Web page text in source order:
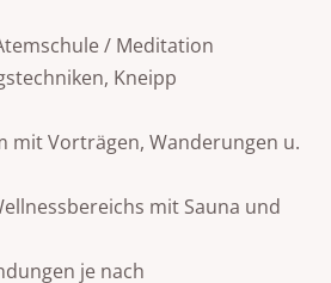
/ Meditation
Kneipp
mit Vorträgen, Wanderungen u.
mit Sauna und
je nach